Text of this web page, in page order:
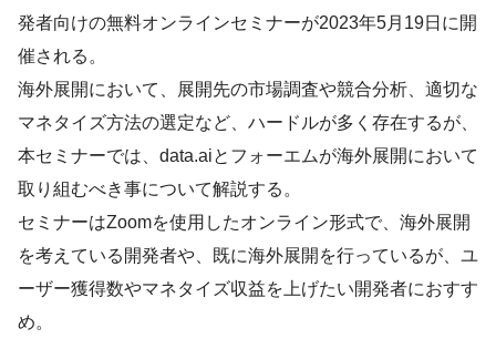
発者向けの無料オンラインセミナーが2023年5月19日に開
催される。
海外展開において、展開先の市場調査や競合分析、適切な
マネタイズ方法の選定など、ハードルが多く存在するが、
本セミナーでは、data.aiとフォーエムが海外展開において
取り組むべき事について解説する。
セミナーはZoomを使用したオンライン形式で、海外展開
を考えている開発者や、既に海外展開を行っているが、ユ
ーザー獲得数やマネタイズ収益を上げたい開発者におすす
め。